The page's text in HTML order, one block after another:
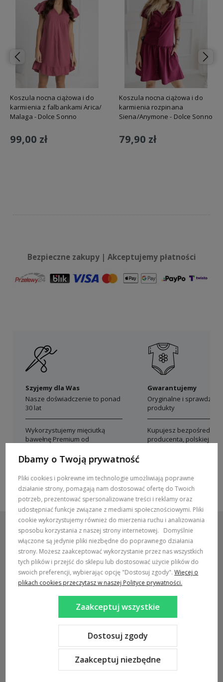
Koszula nocna ciążowa i do
karmienia z falbankami Arica/
Malaga - Dolce Sonno
99,00 zł
Koszula nocna ciążowa i do
karmienia rozpinana
Siena/Anymone - Dolce Sonno
79,90 zł
Bezpieczne zakupy | Akceptujemy płatności
Szyjemy dla Was
Nasze doświadczenie to ponad
30 lat
Wykorzystujemy mięciutką
bawełnę Premium od
Gwarantujemy
Oryginalne i sprawdzone
produkty
Kupujesz bezpośrednio
producenta, polskiej
POMOC / ZAMÓWIENIA
MARKI
POPULARNE KATEGORIE
Dbamy o Twoją prywatność
Pliki cookies i pokrewne im technologie umożliwiają poprawne
działanie strony, pomagają nam dostosować ofertę do Twoich
potrzeb, prezentować spersonalizowane treści i reklamy oraz
udostępniać funkcje związane z mediami społecznościowymi. Pliki
cookie wykorzystujemy również do mierzenia ruchu i analizowania
sposobu korzystania z naszej strony internetowej. Domyślnie
włączone są jedynie pliki niezbędne do poprawnego działania
strony. Możesz zaakceptować wykorzystanie przez nas wszystkich
tych plików i przejść do sklepu lub dostosować użycie plików do
swoich preferencji, wybierając opcję "Dostosuj zgody".Więcej o
plikach cookies przeczytasz w naszej Polityce prywatności.
Zaakceptuj niezbędne
Dostosuj zgody
Zaakceptuj wszystkie